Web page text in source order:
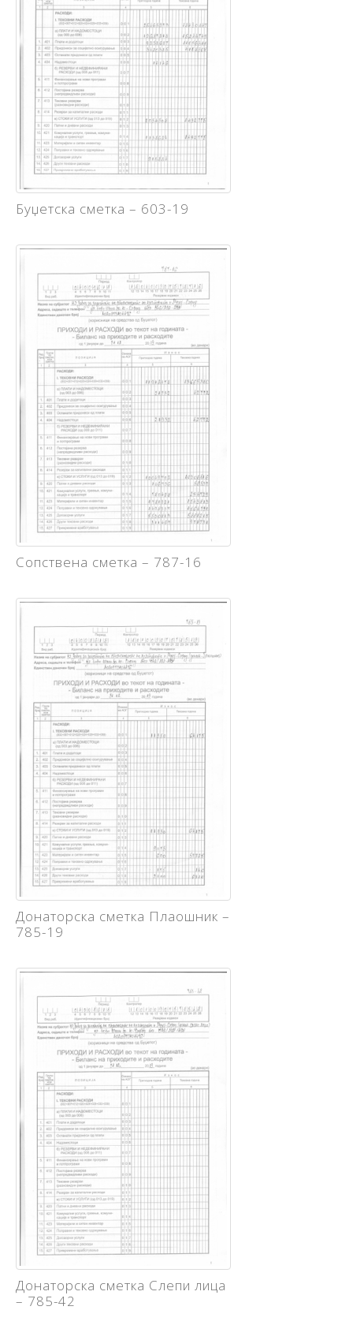
Буџетска сметка – 603-19
Сопствена сметка – 787-16
Донаторска сметка Плаошник –
785-19
Донаторска сметка Слепи лица
– 785-42